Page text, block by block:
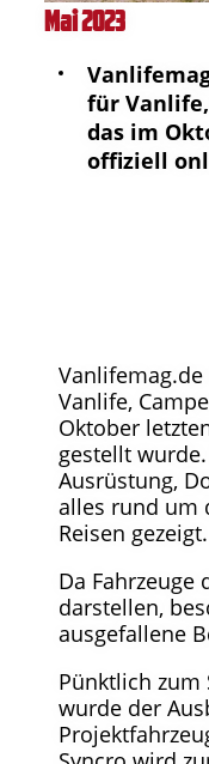
Mai 2023
für
das im
offiziell
Vanlife,
Oktober
gestellt
Ausrüstung,
alles rund um
Reisen gezeigt.
Da Fahrzeuge
darstellen,
ausgefallene
Pünktlich zum
wurde der